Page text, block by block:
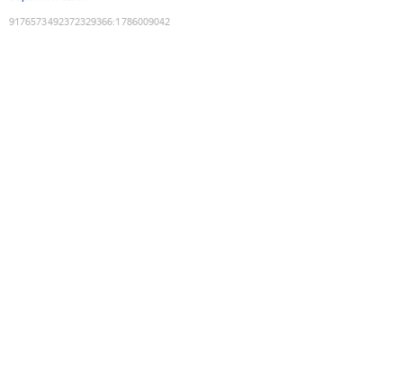
9176573492372329366:1786009042